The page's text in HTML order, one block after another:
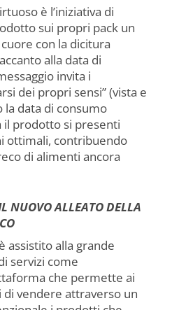
è l’iniziativa di
sui propri pack un
con la dicitura
alla data di
invita i
dei propri sensi” (vista e
la data di consumo
prodotto si presenti
ottimali, contribuendo
di alimenti ancora
NUOVO ALLEATO DELLA
assistito alla grande
servizi come
che permette ai
vendere attraverso un